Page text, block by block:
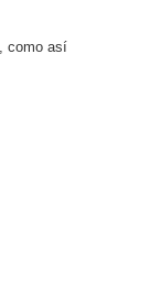
como así